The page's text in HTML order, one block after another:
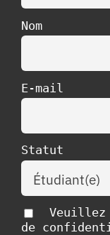
Nom
E-mail
Statut
de